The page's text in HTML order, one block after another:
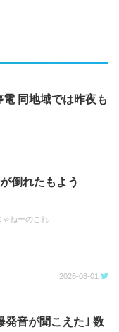
同地域では昨夜も
倒れたもよう
ねーのこれ
2026-08-01
発音が聞こえた｣ 数